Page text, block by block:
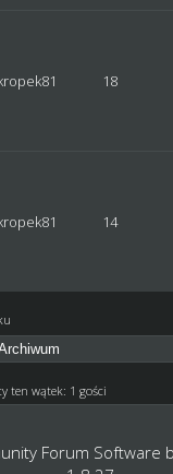
18
14
ten wątek: 1 gości
Forum Software